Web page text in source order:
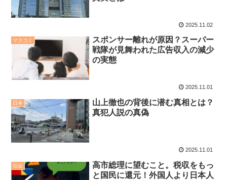
2025.11.02
マスコミ
スポンサー離れが原因？スーパー
戦隊が見舞われた広告収入の減少
の実態
2025.11.01
日本
山上徹也の背後に潜む真相とは？
真犯人説の真偽
2025.11.01
社会
高市総理に望むこと。税収をもっ
と国民に還元！外国人より日本人